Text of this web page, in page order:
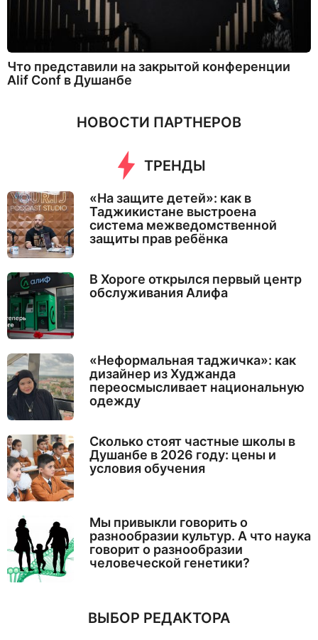
Что представили на закрытой конференции
Alif Conf в Душанбе
НОВОСТИ ПАРТНЕРОВ
ТРЕНДЫ
«На защите детей»: как в
Таджикистане выстроена
система межведомственной
защиты прав ребёнка
В Хороге открылся первый центр
обслуживания Алифа
«Неформальная таджичка»: как
дизайнер из Худжанда
переосмысливает национальную
одежду
Сколько стоят частные школы в
Душанбе в 2026 году: цены и
условия обучения
Мы привыкли говорить о
разнообразии культур. А что наука
говорит о разнообразии
человеческой генетики?
ВЫБОР РЕДАКТОРА